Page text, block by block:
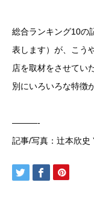
総合ランキング10の
表します）が、こう
店を取材をさせてい
別にいろいろな特徴
———-
記事/写真：辻本欣史